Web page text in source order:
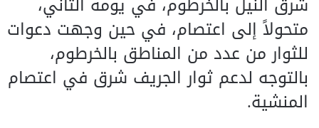
متحولاً إلى اعتصام، في حين وجهت دعوات
للثوار من عدد من المناطق بالخرطوم،
بالتوجه لدعم ثوار الجريف شرق في اعتصام
المنشية.